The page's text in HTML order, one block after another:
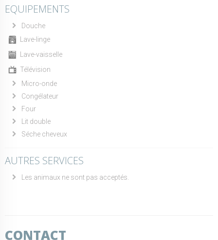
EQUIPEMENTS
Douche
Lave-linge
Lave-vaisselle
Télévision
Micro-onde
Congélateur
Four
Lit double
Séche cheveux
AUTRES SERVICES
Les animaux ne sont pas acceptés.
CONTACT